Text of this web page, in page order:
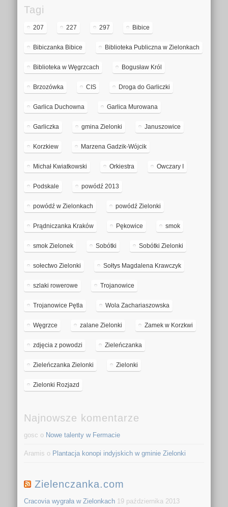
Tagi
207 227 297 Bibice
Bibiczanka Bibice Biblioteka Publiczna w Zielonkach
Biblioteka w Węgrzcach Bogusław Król
Brzozówka CIS Droga do Garliczki
Garlica Duchowna Garlica Murowana
Garliczka gmina Zielonki Januszowice
Korzkiew Marzena Gadzik-Wójcik
Michał Kwiatkowski Orkiestra Owczary I
Podskale powódź 2013
powódź w Zielonkach powódź Zielonki
Prądniczanka Kraków Pękowice smok
smok Zielonek Sobótki Sobótki Zielonki
sołectwo Zielonki Sołtys Magdalena Krawczyk
szlaki rowerowe Trojanowice
Trojanowice Pętla Wola Zachariaszowska
Węgrzce zalane Zielonki Zamek w Korzkwi
zdjęcia z powodzi Zieleńczanka
Zieleńczanka Zielonki Zielonki
Zielonki Rozjazd
Najnowsze komentarze
gosc o Nowe talenty w Fermacie
Aramis o Plantacja konopi indyjskich w gminie Zielonki
Zielenczanka.com
Cracovia wygrała w Zielonkach 19 października 2013